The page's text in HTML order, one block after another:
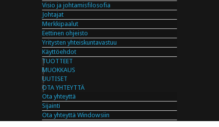
Visio ja johtamisfilosofia
Johtajat
Merkkipaalut
Eettinen ohjeisto
Yritysten yhteiskuntavastuu
Käyttöehdot
TUOTTEET
MUOKKAUS
UUTISET
OTA YHTEYTTÄ
Ota yhteyttä
Sijainti
Ota yhteyttä Windowsiin